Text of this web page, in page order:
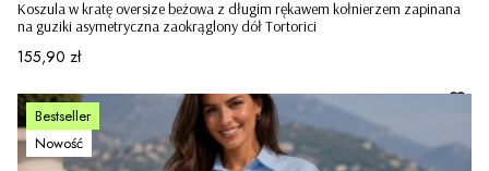
Koszula w kratę oversize beżowa z długim rękawem kołnierzem zapinana
na guziki asymetryczna zaokrąglony dół Tortorici
Cena
155,90 zł
Bestseller
Nowość